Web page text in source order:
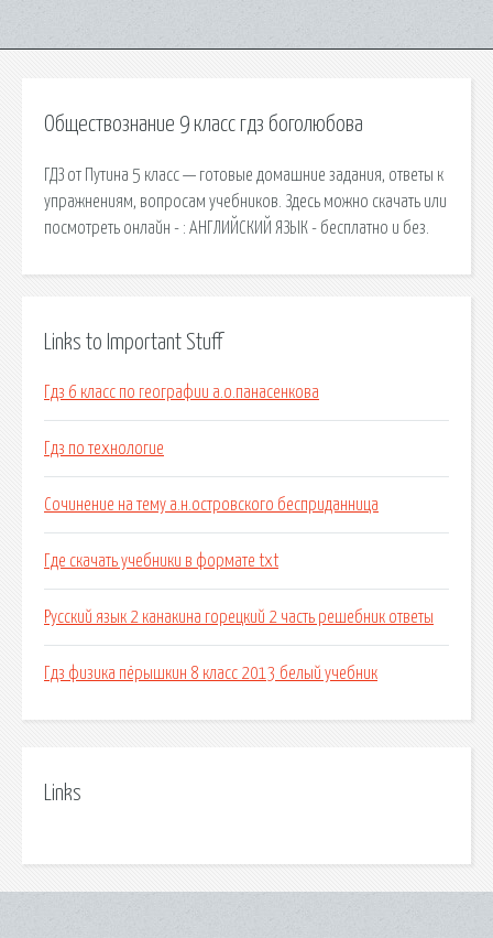
Обществознание 9 класс гдз боголюбова
ГДЗ от Путина 5 класс — готовые домашние задания, ответы к
упражнениям, вопросам учебников. Здесь можно скачать или
посмотреть онлайн - : АНГЛИЙСКИЙ ЯЗЫК - бесплатно и без.
Links to Important Stuff
Гдз 6 класс по географии а.о.панасенкова
Гдз по технологие
Сочинение на тему а.н.островского бесприданница
Где скачать учебники в формате txt
Русский язык 2 канакина горецкий 2 часть решебник ответы
Гдз физика пёрышкин 8 класс 2013 белый учебник
Links